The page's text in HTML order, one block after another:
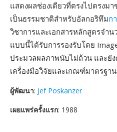
แสดงผลช่องเดียวที่ตรงไปตรงม
เป็นธรรมชาติสำหรับอัลกอริทึมก
วิชาการและเอกสารหลักสูตรจำ
แบบนี้ได้รับการรองรับโดย
ประมวลผลภาพนับไม่ถ้วน และยั
เครื่องมือวิจัยและเกณฑ์มาตรฐา
ผู้พัฒนา: Jef Poskanzer
เผยแพร่ครั้งแรก: 1988